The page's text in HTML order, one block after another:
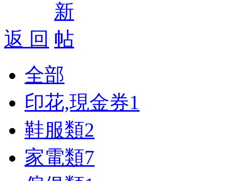
返 回
全部
印花,現金券1
鞋服類2
家電類7